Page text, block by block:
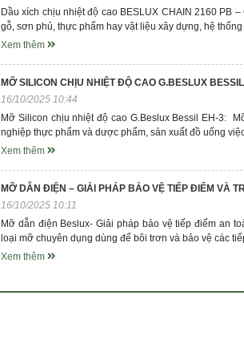
Dầu xích chịu nhiệt độ cao BESLUX CHAIN 2160 PB
gỗ, sơn phủ, thực phẩm hay vật liệu xây dựng, hệ
Xem thêm
MỠ SILICON CHỊU NHIỆT ĐỘ CAO G.BESLUX
16/10/2025 10:44
Mỡ Silicon chịu nhiệt độ cao G.Beslux Bessil EH-3:
nghiệp thực phẩm và dược phẩm, sản xuất đồ uống
Xem thêm
MỠ DẪN ĐIỆN – GIẢI PHÁP BẢO VỆ TIẾP ĐIỂM VÀ
16/10/2025 10:11
Mỡ dẫn điện Beslux- Giải pháp bảo vệ tiếp điểm an
loại mỡ chuyên dụng dùng để bôi trơn và bảo vệ các
Xem thêm